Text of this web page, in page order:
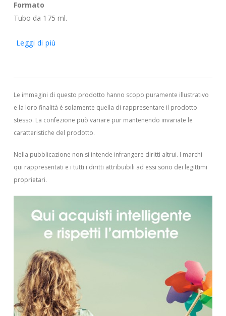
Formato
Tubo da 175 ml.
Leggi di più
Le immagini di questo prodotto hanno scopo puramente illustrativo
e la loro finalità è solamente quella di rappresentare il prodotto
stesso. La confezione può variare pur mantenendo invariate le
caratteristiche del prodotto.
Nella pubblicazione non si intende infrangere diritti altrui. I marchi
qui rappresentati e i tutti i diritti attribuibili ad essi sono dei legittimi
proprietari.